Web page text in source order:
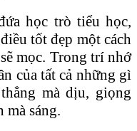
học trò tiểu học,
tốt đẹp một cách
mọc. Trong trí nhớ
của tất cả những gì
mà dịu, giọng
mà sáng.